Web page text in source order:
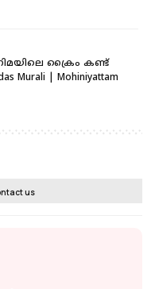
ക്രൈം കണ്ട്
Murali | Mohiniyattam
us